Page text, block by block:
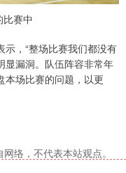
赛中
，“整场比赛我们都没有
显漏洞。队伍阵容非常年
本场比赛的问题，以更
络，不代表本站观点。